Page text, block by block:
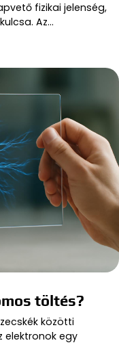
fizikai jelenség,
Az…
töltés?
közötti
elektronok egy